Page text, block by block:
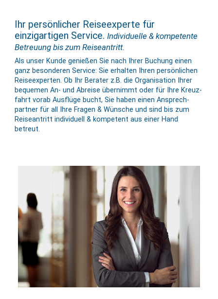
Ihr persönlicher Reiseexperte für
einzigartigen Service. Individuelle & kompetente
Betreuung bis zum Reiseantritt.
Als unser Kunde genießen Sie nach Ihrer Buchung einen
ganz besonderen Service: Sie er­halten Ihren per­sön­lichen
Reise­experten. Ob Ihr Berater z.B. die Or­ga­ni­sation Ihrer
bequemen An- und Abreise über­nimmt oder für Ihre Kreuz­
fahrt vorab Aus­flüge bucht, Sie haben einen An­sprech­
partner für all Ihre Fragen & Wünsche und sind bis zum
Reise­antritt in­divi­duell & kompe­tent aus einer Hand
betreut.